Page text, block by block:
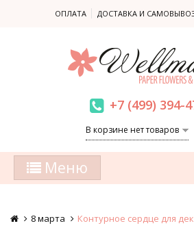
ОПЛАТА ДОСТАВКА И
+7 (499) 394-
В корзине нет товаров
Меню
8 марта Контурное сердце для